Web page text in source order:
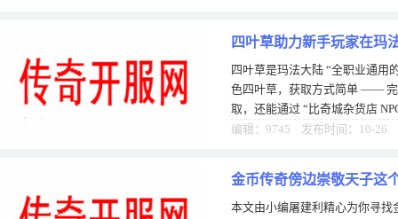
四叶草助力新手玩家在玛
事
四叶草是玛法大陆 “全职业通用
色四叶草，获取方式简单 —— 完
取，还能通过 “比奇城杂货店
“幸运加成”：佩戴后，刷
编辑：9745 发布时间：10-26
金币传奇傍边崇敬天子这
本文由小编屠建利精心为你寻找